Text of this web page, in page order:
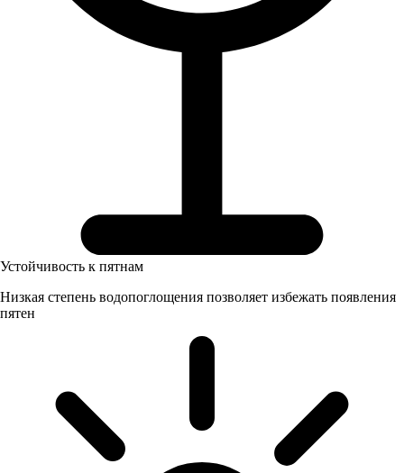
Устойчивость к пятнам
Низкая степень водопоглощения позволяет избежать появления
пятен